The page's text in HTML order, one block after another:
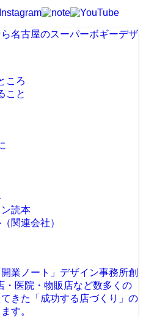
ころ
こと
読本
関連会社）
業ノート」 デザイン事務所創
・医院・物販店など数多くの
きた「成功する店づくり」の
す。